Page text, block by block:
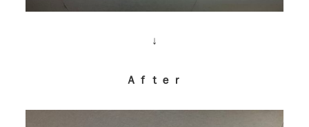
↓
Ａｆｔｅｒ